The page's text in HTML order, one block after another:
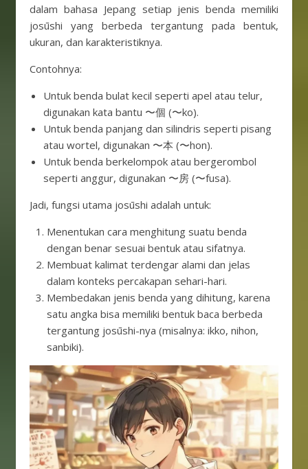
dalam bahasa Jepang setiap jenis benda memiliki
josūshi yang berbeda tergantung pada bentuk,
ukuran, dan karakteristiknya.
Contohnya:
Untuk benda bulat kecil seperti apel atau telur,
digunakan kata bantu 〜個 (〜ko).
Untuk benda panjang dan silindris seperti pisang
atau wortel, digunakan 〜本 (〜hon).
Untuk benda berkelompok atau bergerombol
seperti anggur, digunakan 〜房 (〜fusa).
Jadi, fungsi utama josūshi adalah untuk:
Menentukan cara menghitung suatu benda
dengan benar sesuai bentuk atau sifatnya.
Membuat kalimat terdengar alami dan jelas
dalam konteks percakapan sehari-hari.
Membedakan jenis benda yang dihitung, karena
satu angka bisa memiliki bentuk baca berbeda
tergantung josūshi-nya (misalnya: ikko, nihon,
sanbiki).